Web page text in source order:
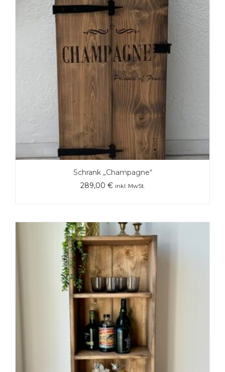
Schrank „Champagne“
289,00 € inkl. MwSt.